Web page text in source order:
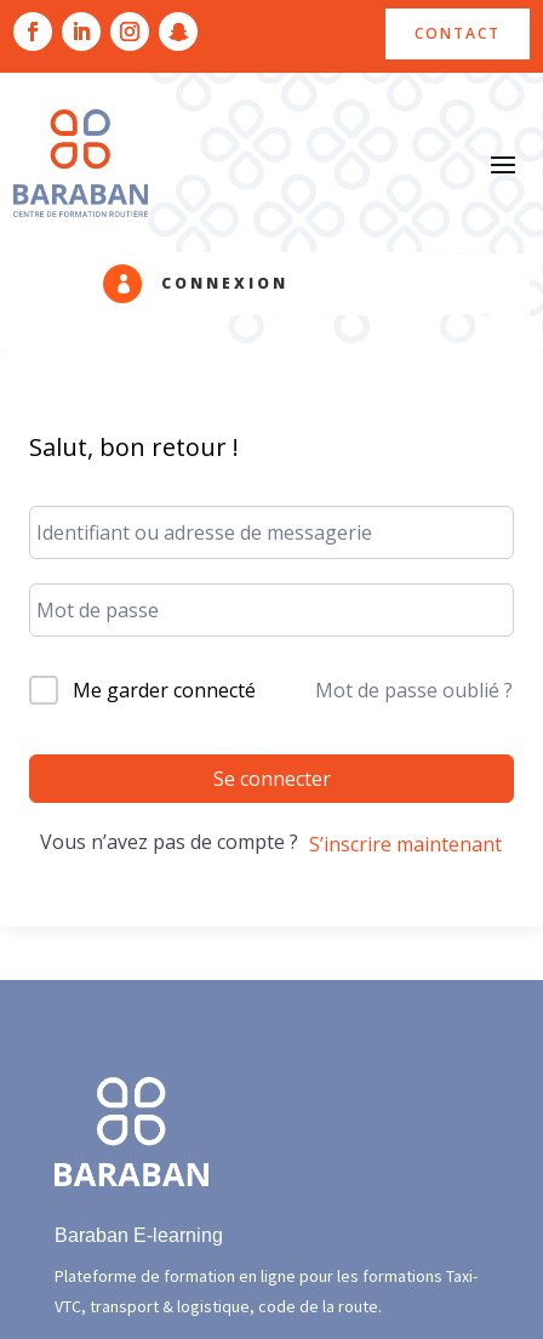
CONTACT
 CONNEXION
Salut, bon retour !
Me garder connecté Mot de passe oublié ?
Se connecter
Vous n’avez pas de compte ? S’inscrire maintenant
Baraban E-learning
Plateforme de formation en ligne pour les formations Taxi-
VTC, transport & logistique, code de la route.